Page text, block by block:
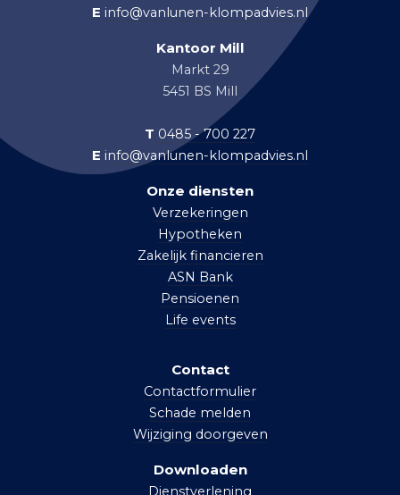
E info@vanlunen-klompadvies.nl
Kantoor Mill
Markt 29
5451 BS Mill
T 0485 - 700 227
E info@vanlunen-klompadvies.nl
Onze diensten
Verzekeringen
Hypotheken
Zakelijk financieren
ASN Bank
Pensioenen
Life events
Contact
Contactformulier
Schade melden
Wijziging doorgeven
Downloaden
Dienstverlening